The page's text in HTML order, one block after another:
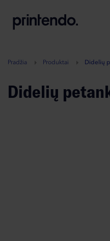
A
Pradžia Produktai Didelių
Didelių